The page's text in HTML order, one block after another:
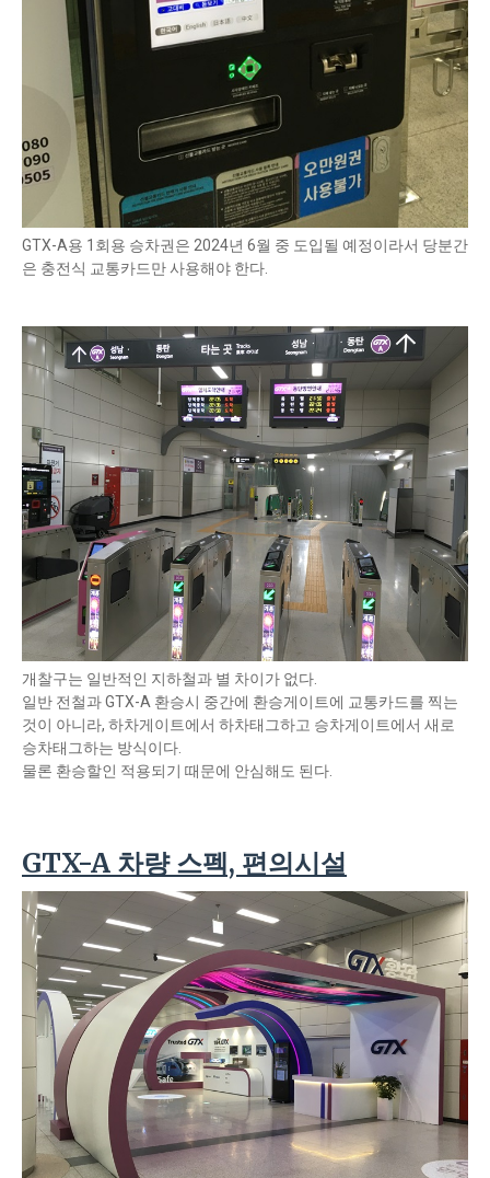
GTX-A용 1회용 승차권은 2024년 6월 중 도입될 예정이라서 당분간
은 충전식 교통카드만 사용해야 한다.
개찰구는 일반적인 지하철과 별 차이가 없다.
일반 전철과 GTX-A 환승시 중간에 환승게이트에 교통카드를 찍는
것이 아니라, 하차게이트에서 하차태그하고 승차게이트에서 새로
승차태그하는 방식이다.
물론 환승할인 적용되기 때문에 안심해도 된다.
GTX-A 차량 스펙, 편의시설